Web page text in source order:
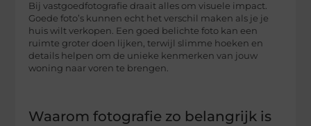
Bij vastgoedfotografie draait alles om visuele impact.
Goede foto’s kunnen echt het verschil maken als je je
huis wilt verkopen. Een goed belichte foto kan een
ruimte groter doen lijken, terwijl slimme hoeken en
details helpen om de unieke kenmerken van jouw
woning naar voren te brengen.
Waarom fotografie zo belangrijk is